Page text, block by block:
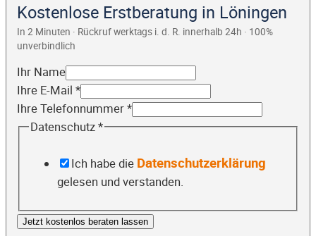
Kostenlose Erstberatung in Löningen
In 2 Minuten · Rückruf werktags i. d. R. innerhalb 24h · 100%
unverbindlich
Ihr Name
Ihre E-Mail *
Ihre Telefonnummer*
Datenschutz*
Ich habe die Datenschutzerklärung
gelesen und verstanden.
Jetzt kostenlos beraten lassen